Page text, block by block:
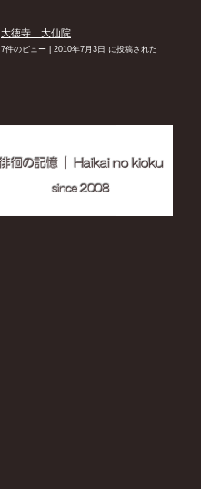
大徳寺 大仙院
7件のビュー 2010年7月3日 に投稿された